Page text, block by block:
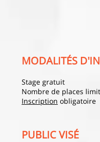
MODALITÉS
Stage gratuit
Nombre de places
Inscription obligatoire
PUBLIC VISÉ